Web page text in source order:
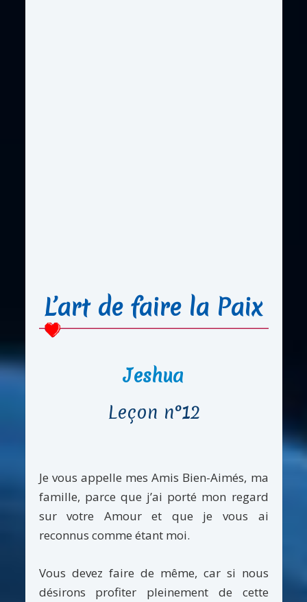
L’art de faire la Paix
Jeshua
Leçon n°12
Je vous appelle mes Amis Bien-Aimés, ma
famille, parce que j’ai porté mon regard
sur votre Amour et que je vous ai
reconnus comme étant moi.
Vous devez faire de même, car si nous
désirons profiter pleinement de cette